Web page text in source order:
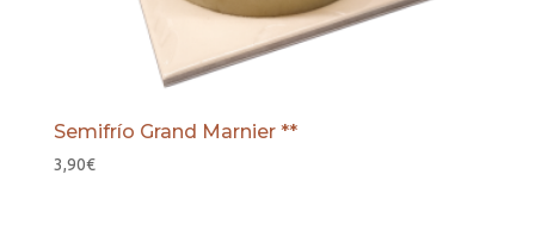
Semifrío Grand Marnier **
3,90€